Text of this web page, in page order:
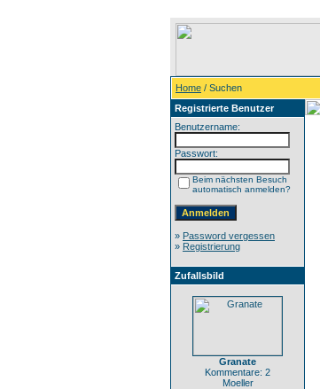
Home / Suchen
Registrierte Benutzer
Benutzername:
Passwort:
Beim nächsten Besuch
automatisch anmelden?
» Password vergessen
» Registrierung
Zufallsbild
Granate
Kommentare: 2
Moeller